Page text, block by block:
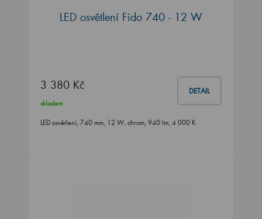
LED osvětlení Fido 740 - 12 W
3 380 Kč DETAIL
skladem
LED osvětlení, 740 mm, 12 W, chrom, 940 lm, 4 000 K